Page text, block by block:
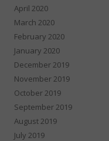
April 2020
March 2020
February 2020
January 2020
December 2019
November 2019
October 2019
September 2019
August 2019
July 2019